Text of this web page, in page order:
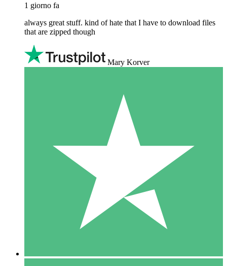
1 giorno fa
always great stuff. kind of hate that I have to download files
that are zipped though
Mary Korver